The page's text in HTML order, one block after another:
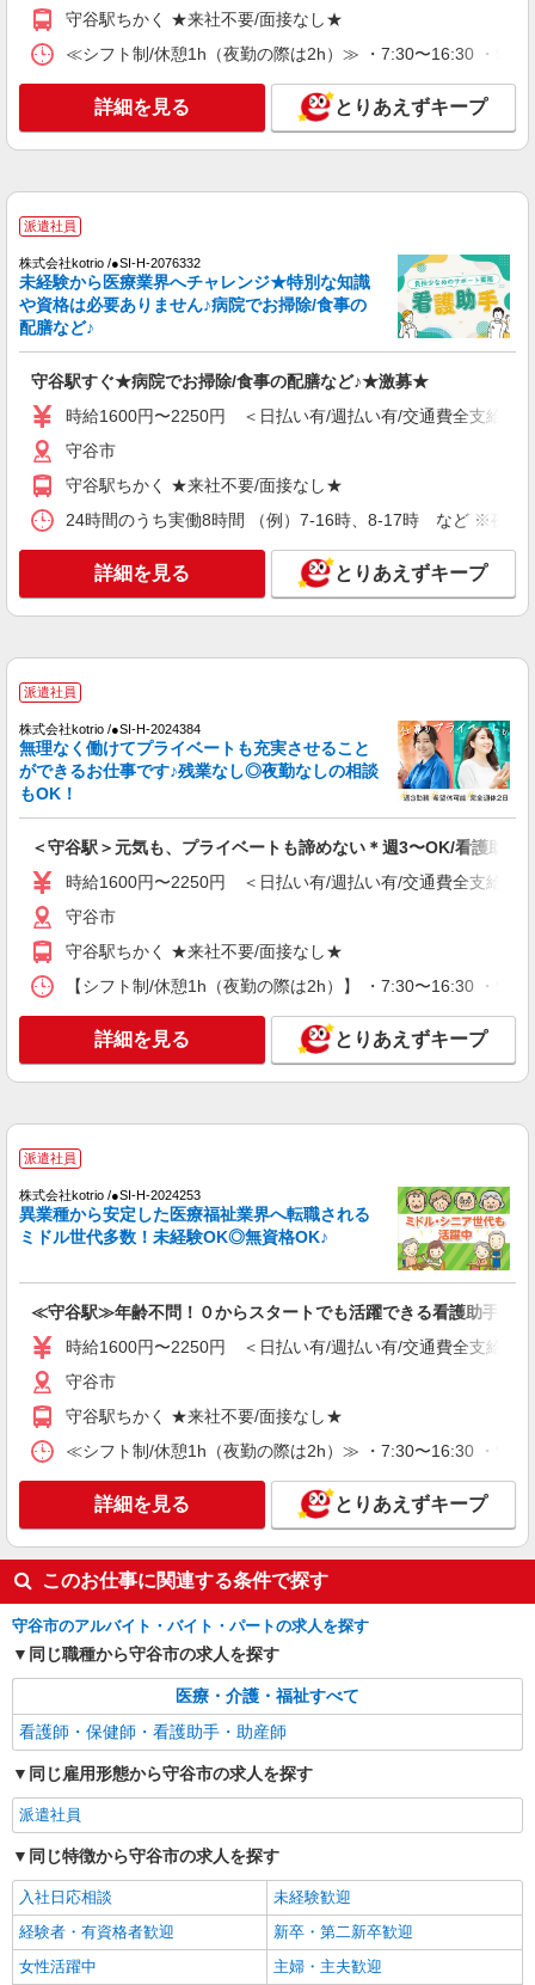
キープ 詳細を見る
株式会社トラストグロース 新宿本社 第1営業部
特別養護老人ホームでの看護師
キープ 詳細を見る
株式会社kotrio /●SI-H-2101961
【職場環境◎】よすぎて全私が泣いた≫看護助
手募集♪未経験OK！
守谷市
キープ 詳細を見る
高級シニアマンションで健康相談/見回りなど
通費全支給(ガソリン代含む)＞
守谷市
キープ 詳細を見る
派遣社員
株式会社kotrio /●SI-H-2074930
て世代から大人気♪
時給2400円〜3000円 ＜日払い有/週払い有/交
通費全支給(ガソリン代含む)＞
キープ 詳細を見る
株式会社kotrio /●SI-H-2101921
【職場環境◎】よすぎて全私が泣いた≫看護助
手募集♪未経験OK！
時給1600円〜2250円 ＜日払い有/週払い有/交
守谷市
キープ 詳細を見る
派遣社員
株式会社kotrio /●SI-H-2023991
≪守谷駅≫未経験・無資格から看護助手へ挑
時給1600円〜2250円 ＜日払い有/週払い有/交
通費全支給(ガソリン代含む)＞
守谷市
キープ 詳細を見る
派遣社員
株式会社kotrio /●SI-H-2024383
＜新守谷駅＞元気も、プライベートも諦めない
＊週3〜OK/看護助手
時給1600円〜2250円 ＜日払い有/週払い有/交
通費全支給(ガソリン代含む)＞
キープ
派遣社員
株式会社kotrio /●SI-H-2076192
新守谷駅＊看護助手(資格経験不問)募集♪食事
守谷駅ちかく ★来社不要/面接なし★
≪シフト制/休憩1h（夜勤の際は2h）≫ ・7:30〜16:30 ・
詳細を見る とりあえずキープ
派遣社員
株式会社kotrio /●SI-H-2076332
未経験から医療業界へチャレンジ★特別な知識
や資格は必要ありません♪病院でお掃除/食事の
配膳など♪
守谷駅すぐ★病院でお掃除/食事の配膳など♪★激募★
時給1600円〜2250円 ＜日払い有/週払い有/交通費全支給(ガ
守谷市
守谷駅ちかく ★来社不要/面接なし★
24時間のうち実働8時間 （例）7-16時、8-17時 など ※夜勤
詳細を見る とりあえずキープ
派遣社員
株式会社kotrio /●SI-H-2024384
無理なく働けてプライベートも充実させること
ができるお仕事です♪残業なし◎夜勤なしの相談
もOK！
＜守谷駅＞元気も、プライベートも諦めない＊週3〜OK/看護助手
時給1600円〜2250円 ＜日払い有/週払い有/交通費全支給(ガ
守谷市
守谷駅ちかく ★来社不要/面接なし★
【シフト制/休憩1h（夜勤の際は2h）】 ・7:30〜16:30 ・
詳細を見る とりあえずキープ
派遣社員
株式会社kotrio /●SI-H-2024253
異業種から安定した医療福祉業界へ転職される
ミドル世代多数！未経験OK◎無資格OK♪
≪守谷駅≫年齢不問！０からスタートでも活躍できる看護助手♪
時給1600円〜2250円 ＜日払い有/週払い有/交通費全支給(ガ
守谷市
守谷駅ちかく ★来社不要/面接なし★
≪シフト制/休憩1h（夜勤の際は2h）≫ ・7:30〜16:30 ・
詳細を見る とりあえずキープ
このお仕事に関連する条件で探す
守谷市のアルバイト・バイト・パートの求人を探す
同じ職種から守谷市の求人を探す
医療・介護・福祉すべて
看護師・保健師・看護助手・助産師
同じ雇用形態から守谷市の求人を探す
派遣社員
同じ特徴から守谷市の求人を探す
入社日応相談
未経験歓迎
経験者・有資格者歓迎
新卒・第二新卒歓迎
女性活躍中
主婦・主夫歓迎